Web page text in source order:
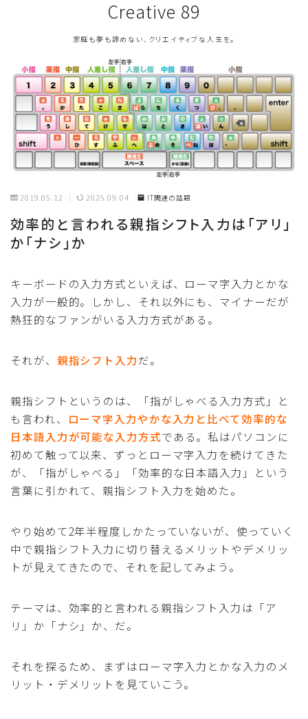
Creative 89
家庭も夢も諦めない、クリエイティブな人生を。
2019.05.12 2025.09.04 IT関連の話題
効率的と言われる親指シフト入力は「アリ」
か「ナシ」か
キーボードの入力方式といえば、ローマ字入力とかな
入力が一般的。しかし、それ以外にも、マイナーだが
熱狂的なファンがいる入力方式がある。
それが、 親指シフト入力だ。
親指シフトというのは、「指がしゃべる入力方式」と
も言われ、
ローマ字入力やかな入力と比べて効率的な
日本語入力が可能な入力方式である。私はパソコンに
初めて触って以来、ずっとローマ字入力を続けてきた
が、「指がしゃべる」「効率的な日本語入力」という
言葉に引かれて、親指シフト入力を始めた。
やり始めて2年半程度しかたっていないが、使っていく
中で親指シフト入力に切り替えるメリットやデメリッ
トが見えてきたので、それを記してみよう。
テーマは、効率的と言われる親指シフト入力は「ア
リ」か「ナシ」か、だ。
それを探るため、まずはローマ字入力とかな入力のメ
リット・デメリットを見ていこう。